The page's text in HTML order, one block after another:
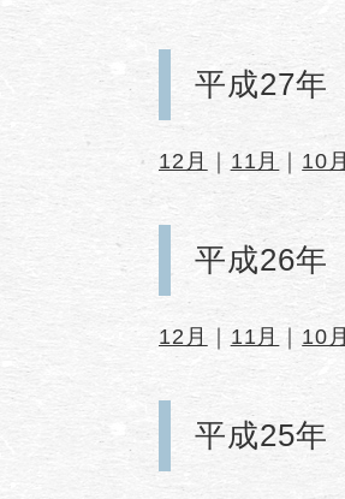
平成27年
12月 11月 10月
平成26年
12月 11月 10月
平成25年